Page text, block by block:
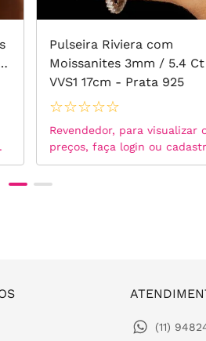
Pulseira Riviera com
Moissanites 3mm / 5.4
VVS1 17cm - Prata 925
☆☆☆☆☆
Revendedor, para visualizar
preços, faça login ou
(11)